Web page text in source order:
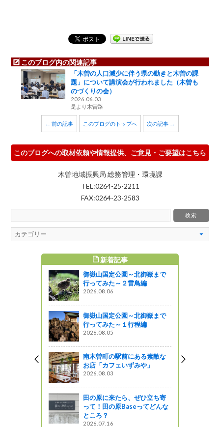
このブログ内の関連記事
「木曽の人口減少に伴う県の動きと木曽の課
題」について講演会が行われました（木曽も
のづくりの会）
2026.06.03
是より木曽路
← 前の記事 このブログのトップへ 次の記事 →
このブログへの取材依頼や情報提供、ご意見・ご要望はこちら
木曽地域振興局 総務管理・環境課
TEL:0264-25-2211
FAX:0264-23-2583
新着記事
御嶽山国定公園～北御嶽まで
行ってみた～２雷鳥編
2026.08.06
御嶽山国定公園～北御嶽まで
行ってみた～１行程編
2026.08.05
南木曽町の駅前にある素敵な
お店「カフェいずみや」
2026.08.03
田の原に来たら、ぜひ立ち寄
って！田の原Baseってどんな
ところ？
2026.07.16